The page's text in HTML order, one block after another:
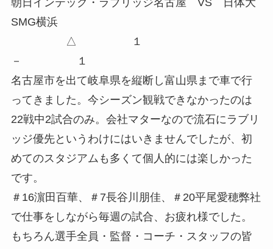
朝日インテック・ラブリッジ名古屋 VS 日体大
SMG横浜
△ １
－ １
名古屋市を出て岐阜県を縦断し富山県まで車で行
ってきました。今シーズン観戦できなかったのは
22戦中2試合のみ。会社マターなので流石にラブリ
ッジ優先というわけにはいきませんでしたが、初
めてのスタジアムも多くて個人的には楽しかった
です。
＃16濵田百華、＃7長谷川朋佳、＃20平尾愛穂弊社
で仕事をしながら毎週の試合、お疲れ様でした。
もちろん選手全員・監督・コーチ・スタッフの皆